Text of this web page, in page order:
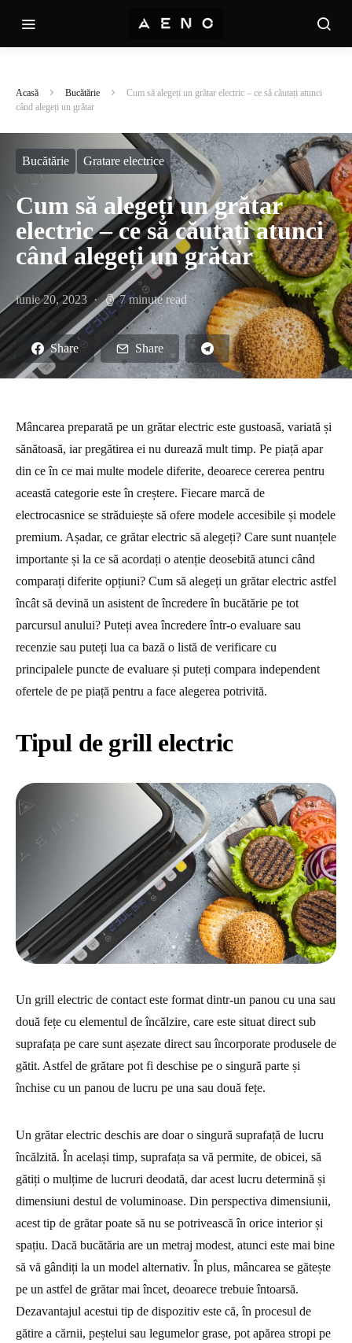
Acasă Bucătărie
Cum să alegeți un grătar electric – ce să căutați atunci
când alegeți un grătar
Bucătărie Gratare electrice
Cum să alegeți un grătar
electric – ce să căutați atunci
când alegeți un grătar
iunie 20, 2023 7 minute read
Share Share
Mâncarea preparată pe un grătar electric este gustoasă, variată și
sănătoasă, iar pregătirea ei nu durează mult timp. Pe piață apar
din ce în ce mai multe modele diferite, deoarece cererea pentru
această categorie este în creștere. Fiecare marcă de
electrocasnice se străduiește să ofere modele accesibile și modele
premium. Așadar, ce grătar electric să alegeți? Care sunt nuanțele
importante și la ce să acordați o atenție deosebită atunci când
comparați diferite opțiuni? Cum să alegeți un grătar electric astfel
încât să devină un asistent de încredere în bucătărie pe tot
parcursul anului? Puteți avea încredere într-o evaluare sau
recenzie sau puteți lua ca bază o listă de verificare cu
principalele puncte de evaluare și puteți compara independent
ofertele de pe piață pentru a face alegerea potrivită.
Tipul de grill electric
Un grill electric de contact este format dintr-un panou cu una sau
două fețe cu elementul de încălzire, care este situat direct sub
suprafața pe care sunt așezate direct sau încorporate produsele de
gătit. Astfel de grătare pot fi deschise pe o singură parte și
închise cu un panou de lucru pe una sau două fețe.
Un grătar electric deschis are doar o singură suprafață de lucru
încălzită. În același timp, suprafața sa vă permite, de obicei, să
gătiți o mulțime de lucruri deodată, dar acest lucru determină și
dimensiuni destul de voluminoase. Din perspectiva dimensiunii,
acest tip de grătar poate să nu se potrivească în orice interior și
spațiu. Dacă bucătăria are un metraj modest, atunci este mai bine
să vă gândiți la un model alternativ. În plus, mâncarea se gătește
pe un astfel de grătar mai încet, deoarece trebuie întoarsă.
Dezavantajul acestui tip de dispozitiv este că, în procesul de
gătire a cărnii, peștelui sau legumelor grase, pot apărea stropi pe